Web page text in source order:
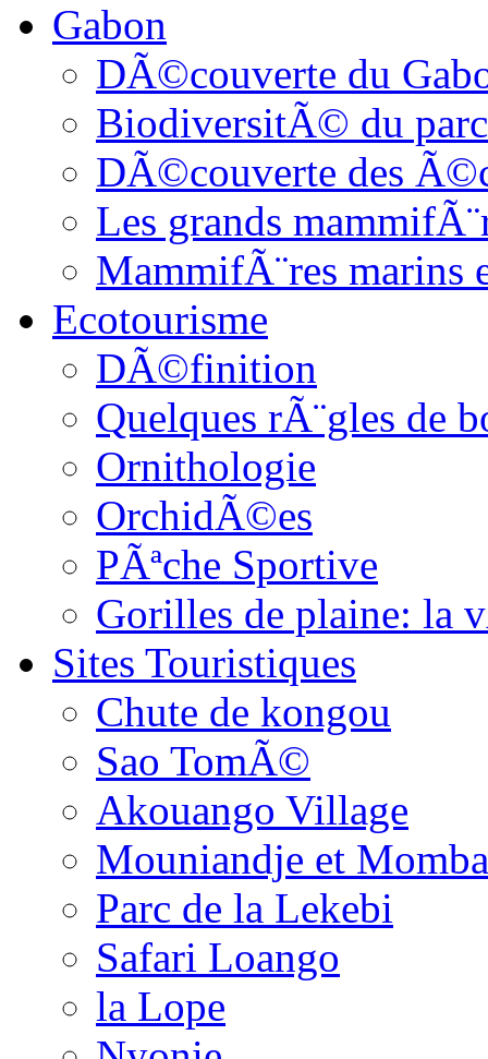
Gabon
DÃ©couverte du
BiodiversitÃ© du
DÃ©couverte des
Les grands
MammifÃ¨res marins
Ecotourisme
DÃ©finition
Quelques rÃ¨gles de
Ornithologie
OrchidÃ©es
PÃªche Sportive
Gorilles de plaine:
Sites Touristiques
Chute de kongou
Sao TomÃ©
Akouango Village
Mouniandje et
Parc de la Lekebi
Safari Loango
la Lope